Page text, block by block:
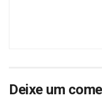
Deixe um